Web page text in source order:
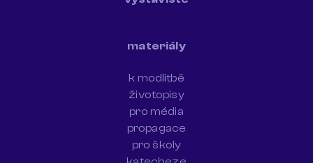
materiály
k modlitbě
životopisy
pro média
propagace
pro školy